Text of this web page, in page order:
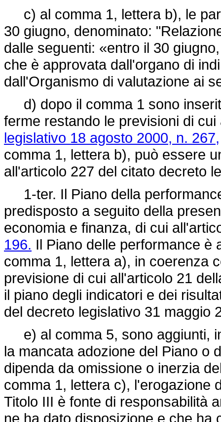
c) al comma 1, lettera b), le
30 giugno, denominato:
dalle seguenti: «entro il 30
che è approvata dall'organo di
dall'Organismo di valutazione ai
d) dopo il comma 1 sono
ferme restando le previsioni di
legislativo 18 agosto 2000, n. 267,
comma 1, lettera b), può essere
all'articolo 227 del citato decreto
1-ter. Il Piano della
predisposto a seguito della
economia e finanza, di cui
196. Il Piano delle performance è
comma 1, lettera a), in coerenza
previsione di cui all'articolo 21
il piano degli indicatori e dei
del decreto legislativo 31 maggio
e) al comma 5, sono aggiunti,
la mancata adozione del Piano o
dipenda da omissione o inerzia
comma 1, lettera c), l'erogazione
Titolo III è fonte di responsabilità
ne ha dato disposizione e che ha